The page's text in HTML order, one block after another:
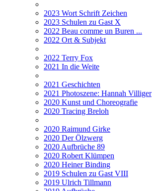
2023 Wort Schrift Zeichen
2023 Schulen zu Gast X
2022 Beau comme un Buren ...
2022 Ort & Subjekt
2022 Terry Fox
2021 In die Weite
2021 Geschichten
2021 Photoszene: Hannah Villiger
2020 Kunst und Choreografie
2020 Tracing Breloh
2020 Raimund Girke
2020 Der Ölzwerg
2020 Aufbrüche 89
2020 Robert Klümpen
2020 Heiner Binding
2019 Schulen zu Gast VIII
2019 Ulrich Tillmann